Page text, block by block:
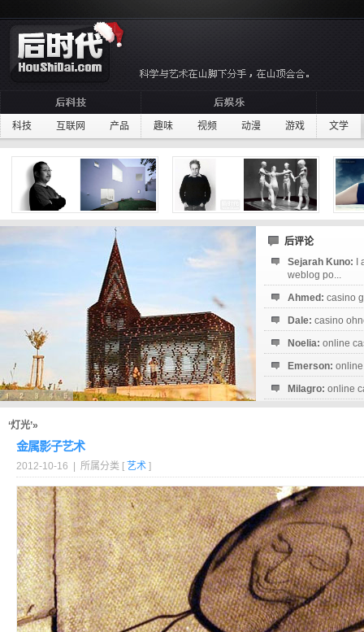
科技 互联网 产品 趣味 视频 动漫 游戏 文学
后评论
Sejarah Kuno:
weblog po...
Ahmed: casino
Dale: casino
Noelia: online
Emerson:
Milagro: online
‘灯光’»
金属影子艺术
2012-10-16 | 所属分类 [ 艺术 ]